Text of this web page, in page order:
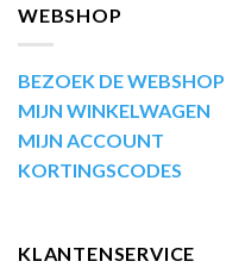
WEBSHOP
BEZOEK DE WEBSHOP
MIJN WINKELWAGEN
MIJN ACCOUNT
KORTINGSCODES
KLANTENSERVICE